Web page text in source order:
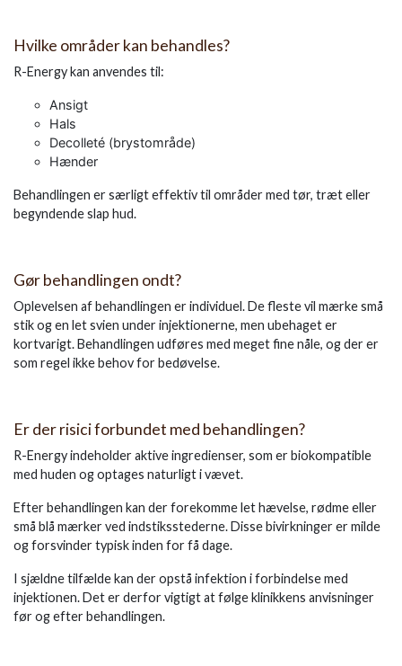
Hvilke områder kan behandles?
R-Energy kan anvendes til:
Ansigt
Hals
Decolleté (brystområde)
Hænder
Behandlingen er særligt effektiv til områder med tør, træt eller
begyndende slap hud.
Gør behandlingen ondt?
Oplevelsen af behandlingen er individuel. De fleste vil mærke små
stik og en let svien under injektionerne, men ubehaget er
kortvarigt. Behandlingen udføres med meget fine nåle, og der er
som regel ikke behov for bedøvelse.
Er der risici forbundet med behandlingen?
R-Energy indeholder aktive ingredienser, som er biokompatible
med huden og optages naturligt i vævet.
Efter behandlingen kan der forekomme let hævelse, rødme eller
små blå mærker ved indstiksstederne. Disse bivirkninger er milde
og forsvinder typisk inden for få dage.
I sjældne tilfælde kan der opstå infektion i forbindelse med
injektionen. Det er derfor vigtigt at følge klinikkens anvisninger
før og efter behandlingen.